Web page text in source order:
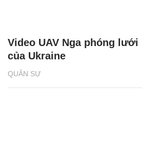
QUÂN SỰ
Video UAV Nga phóng lưới
của Ukraine